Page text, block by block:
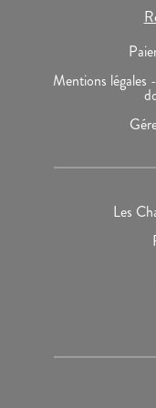
Mentions légales -
Les